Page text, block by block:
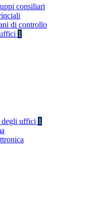
consiliari
di controllo
1
uffici 1